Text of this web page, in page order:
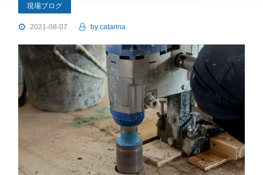
現場ブログ
2021-08-07 by catarina